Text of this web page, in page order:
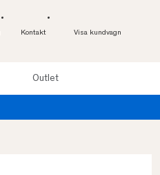
Kontakt Visa kundvagn
Outlet